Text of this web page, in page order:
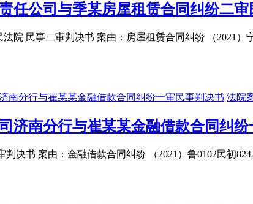
任公司与季某房屋租赁合同纠纷二
法院 民事二审判决书 案由：房屋租赁合同纠纷 （
法院
济南分行与崔某某金融借款合同纠
决书 案由：金融借款合同纠纷 （2021）鲁0102民初